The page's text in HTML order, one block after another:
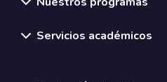
Servicios académicos